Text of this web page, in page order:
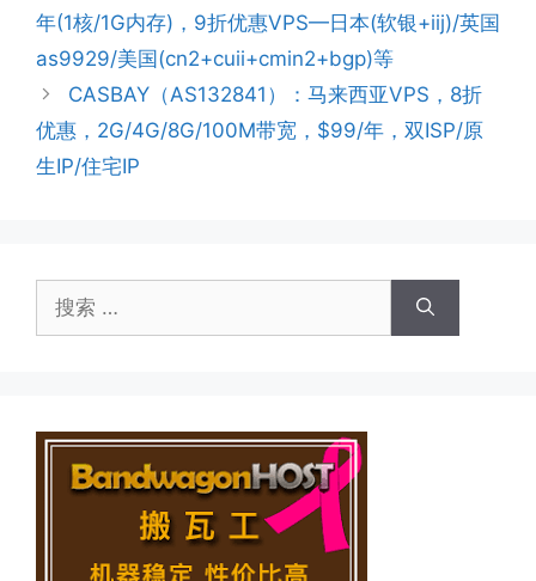
年(1核/1G内存)，9折优惠VPS—日本(软银+iij)/英国
as9929/美国(cn2+cuii+cmin2+bgp)等
CASBAY（AS132841）：马来西亚VPS，8折
优惠，2G/4G/8G/100M带宽，$99/年，双ISP/原
生IP/住宅IP
索：